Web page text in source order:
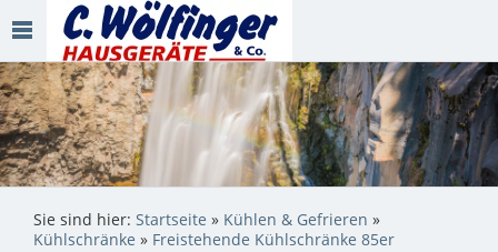
Sie sind hier: Startseite » Kühlen & Gefrieren »
Kühlschränke » Freistehende Kühlschränke 85er